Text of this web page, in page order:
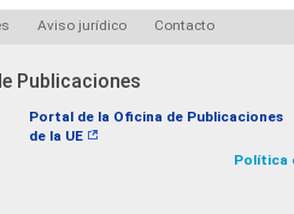
Aviso jurídico Contacto
Publicaciones
Portal de la Oficina de Publicaciones
de la UE
Política